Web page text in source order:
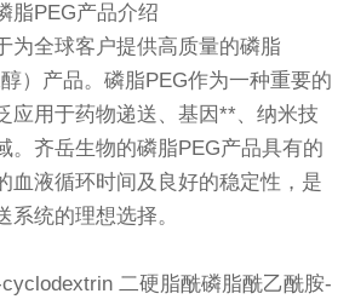
脂PEG产品介绍
为全球客户提供高质量的磷脂
）产品。磷脂PEG作为一种重要的
应用于药物递送、基因**、纳米技
。齐岳生物的磷脂PEG产品具有的
血液循环时间及良好的稳定性，是
系统的理想选择。
二硬脂酰磷脂酰乙酰胺-